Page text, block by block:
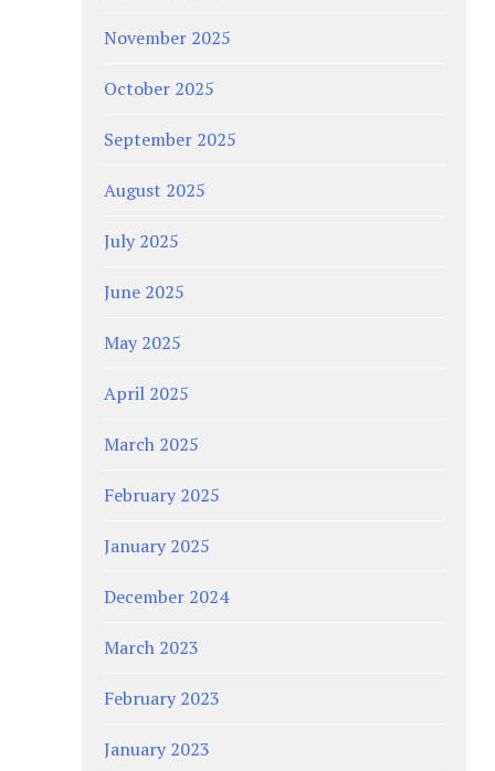
November 2025
October 2025
September 2025
August 2025
July 2025
June 2025
May 2025
April 2025
March 2025
February 2025
January 2025
December 2024
March 2023
February 2023
January 2023